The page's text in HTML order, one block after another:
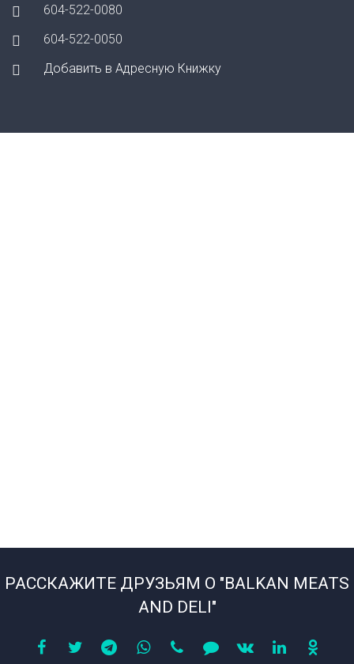
604-522-0080
604-522-0050
Добавить в Адресную Книжку
РАССКАЖИТЕ ДРУЗЬЯМ О "BALKAN MEATS
AND DELI"